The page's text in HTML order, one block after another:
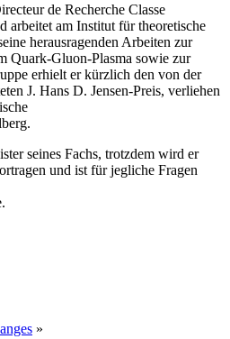
de Recherche Classe
arbeitet am Institut für theoretische
herausragenden Arbeiten zur
Quark-Gluon-Plasma sowie zur
erhielt er kürzlich den von der
J. Hans D. Jensen-Preis, verliehen
seines Fachs, trotzdem wird er
und ist für jegliche Fragen
»